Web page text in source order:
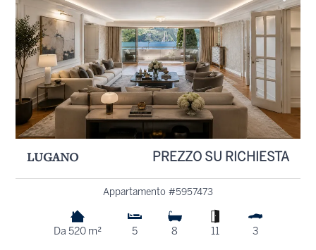
LUGANO PREZZO SU RICHIESTA
Appartamento #5957473
Da 520 m² 5 8 11 3